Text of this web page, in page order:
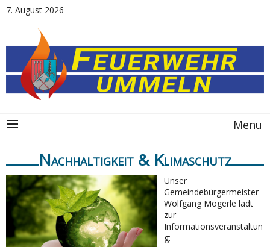
7. August 2026
Menu
Nachhaltigkeit & Klimaschutz
Unser
Gemeindebürgermeister
Wolfgang Mögerle lädt
zur
Informationsveranstaltun
g: